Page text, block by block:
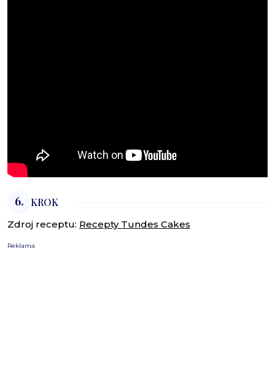
6. KROK
Zdroj receptu: Recepty Tundes Cakes
Reklama